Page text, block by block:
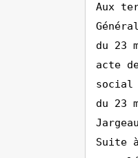
Aux
du 23
acte
social
du 23
Suite